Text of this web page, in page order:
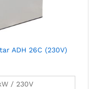
ADH 26C (230V)
/ 230V